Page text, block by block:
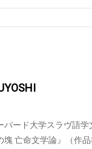
ード大学スラヴ語
亡命文学論』（作